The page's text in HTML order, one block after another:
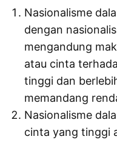
Nasionalisme
dengan
mengandung
atau cinta
tinggi dan
memandang
Nasionalisme
cinta yang tinggi